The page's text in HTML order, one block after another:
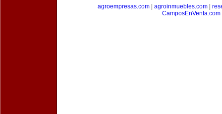
agroempresas.com
agroinmuebles.com
CamposEnVenta.com